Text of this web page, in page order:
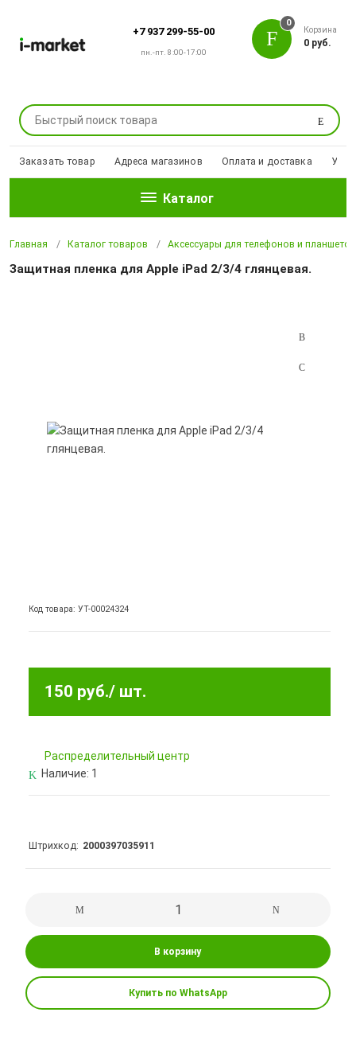
+7 937 299-55-00
пн.-пт. 8:00-17:00
Поиск
0
Корзина
0 руб.
Заказать товар Адреса магазинов Оплата и доставка
Каталог
Главная Каталог товаров Аксессуары для телефонов и планшетов
Защитная пленка для Apple iPad 2/3/4 глянцевая.
Код товара: УТ-00024324
150 руб./ шт.
Pаспределительный центр
Наличие: 1
Штрихкод 2000397035911
В корзину
Купить по WhatsApp